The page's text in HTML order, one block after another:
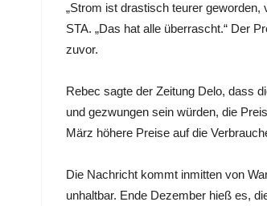
„Strom ist drastisch teurer
STA. „Das hat alle überrascht.“ Der
zuvor.
Rebec sagte der Zeitung Delo, dass
und gezwungen sein würden, die
März höhere Preise auf die
Die Nachricht kommt inmitten von
unhaltbar. Ende Dezember hieß es,